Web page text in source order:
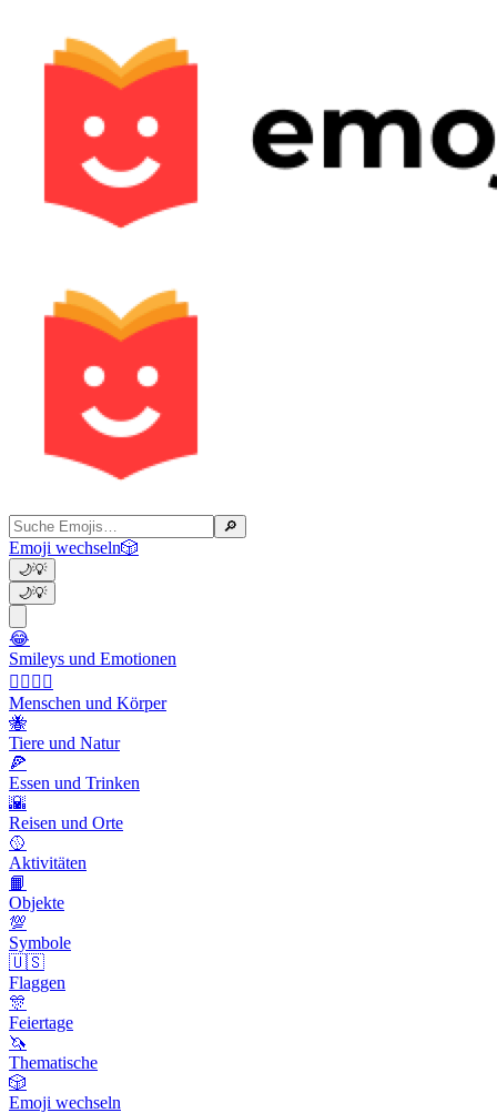
🔎
Emoji wechseln🎲
🌙💡
🌙💡
😂
Smileys und Emotionen
👩‍❤️‍💋‍👨
Menschen und Körper
🐝
Tiere und Natur
🍕
Essen und Trinken
🌇
Reisen und Orte
🥎
Aktivitäten
📙
Objekte
💯
Symbole
🇺🇸
Flaggen
🎊
Feiertage
🦄
Thematische
🎲
Emoji wechseln